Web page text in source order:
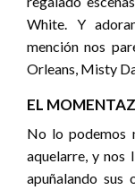
White. Y
mención nos
Orleans, Misty
EL
No lo podemos
aquelarre, y nos
apuñalando sus